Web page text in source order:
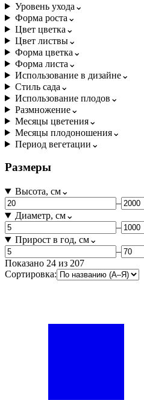
Уровень ухода ⌄
Форма роста ⌄
Цвет цветка ⌄
Цвет листвы⌄
Форма цветка ⌄
Форма листа ⌄
Использование в дизайне⌄
Стиль сада ⌄
Использование плодов ⌄
Размножение⌄
Месяцы цветения⌄
Месяцы плодоношения⌄
Период вегетации ⌄
Размеры
Высота, см⌄
–
Диаметр, см⌄
–
Прирост в год, см⌄
–
Показано 24 из 207
Сортировка: